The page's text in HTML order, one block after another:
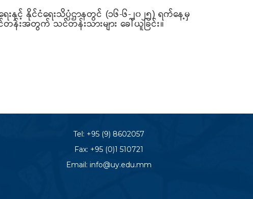
နှင့် နိုင်ငံရေးသိပ္ပံဌာနတွင် (၁၆-၆-၂၀၂၅) ရက်နေ့မှ
န်းအတွက် သင်တန်းသားများ ခေါ်ယူခြင်း။
Tel: +95 (9) 8602057
Fax: +95 (0)1 510721
Email: info@uy.edu.mm